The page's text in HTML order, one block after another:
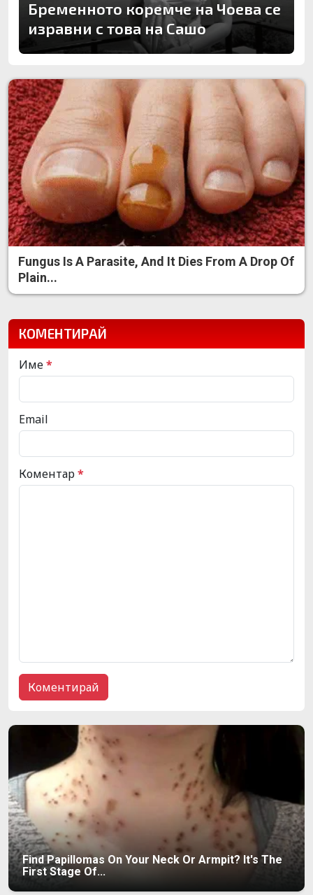
Бременното коремче на Чоева се
изравни с това на Сашо
Fungus Is A Parasite, And It Dies From A Drop Of
Plain...
КОМЕНТИРАЙ
Име*
Email
Коментар*
Find Papillomas On Your Neck Or Armpit? It's The
First Stage Of...